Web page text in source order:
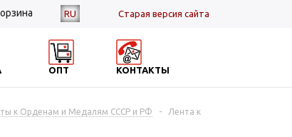
RU Cтарая версия сайта
ОПТ КОНТАКТЫ
к Орденам и Медалям СССР и РФ -
Лента к